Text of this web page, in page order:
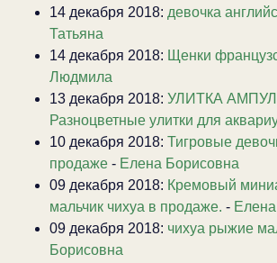
14 декабря 2018: девочка
Татьяна
14 декабря 2018: Щенки
Людмила
13 декабря 2018: УЛИТКА
Разноцветные улитки для
10 декабря 2018: Тигровые
продаже - Елена Борисовна
09 декабря 2018: Кремовый
мальчик чихуа в продаже. -
09 декабря 2018: чихуа рыжие
Борисовна